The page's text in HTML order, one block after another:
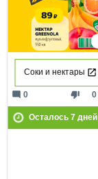
Соки и нектары
thumb_down 0
mode_comment 0
Осталось 7дней